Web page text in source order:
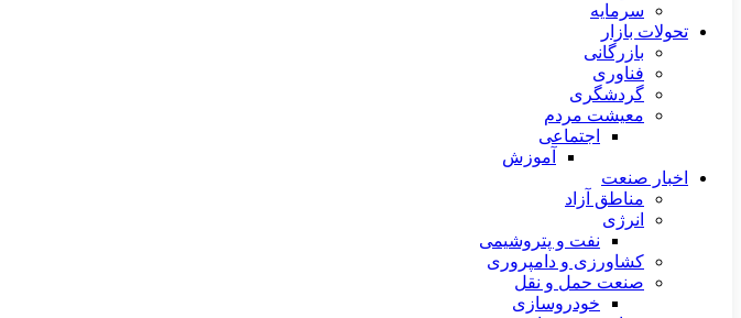
سرمایه
تحولات بازار
بازرگانی
فناوری
گردشگری
معیشت مردم
اجتماعی
آموزش
اخبار صنعت
مناطق آزاد
انرژی
نفت و پتروشیمی
کشاورزی و دامپروری
صنعت حمل و نقل
خودروسازی